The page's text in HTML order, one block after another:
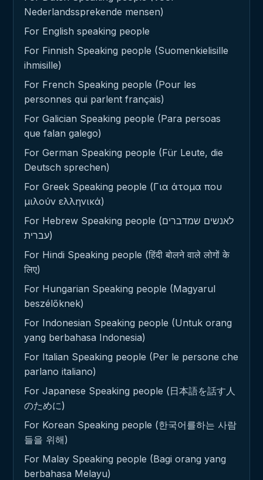
Nederlandssprekende mensen)
For English speaking people
For Finnish Speaking people (Suomenkielisille
ihmisille)
For French Speaking people (Pour les
personnes qui parlent français)
For Galician Speaking people (Para persoas
que falan galego)
For German Speaking people (Für Leute, die
Deutsch sprechen)
For Greek Speaking people (Για άτομα που
μιλούν ελληνικά)
For Hebrew Speaking people (לאנשים שמדברים
עברית)
For Hindi Speaking people (हिंदी बोलने वाले लोगों के
लिए)
For Hungarian Speaking people (Magyarul
beszélőknek)
For Indonesian Speaking people (Untuk orang
yang berbahasa Indonesia)
For Italian Speaking people (Per le persone che
parlano italiano)
For Japanese Speaking people (日本語を話す人
のために)
For Korean Speaking people (한국어를하는 사람
들을 위해)
For Malay Speaking people (Bagi orang yang
berbahasa Melayu)